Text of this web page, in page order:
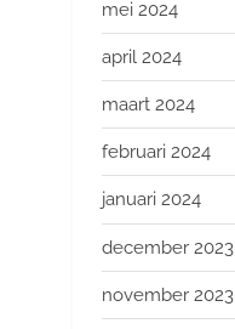
mei 2024
april 2024
maart 2024
februari 2024
januari 2024
december 2023
november 2023